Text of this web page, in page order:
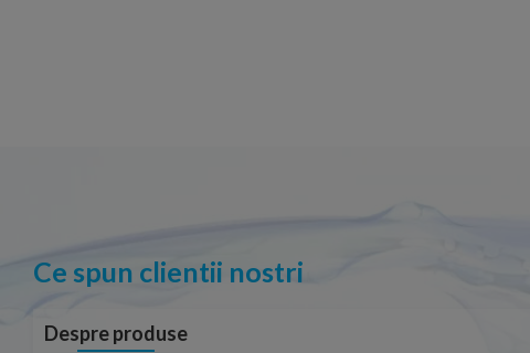
Ce spun clientii nostri
Despre produse